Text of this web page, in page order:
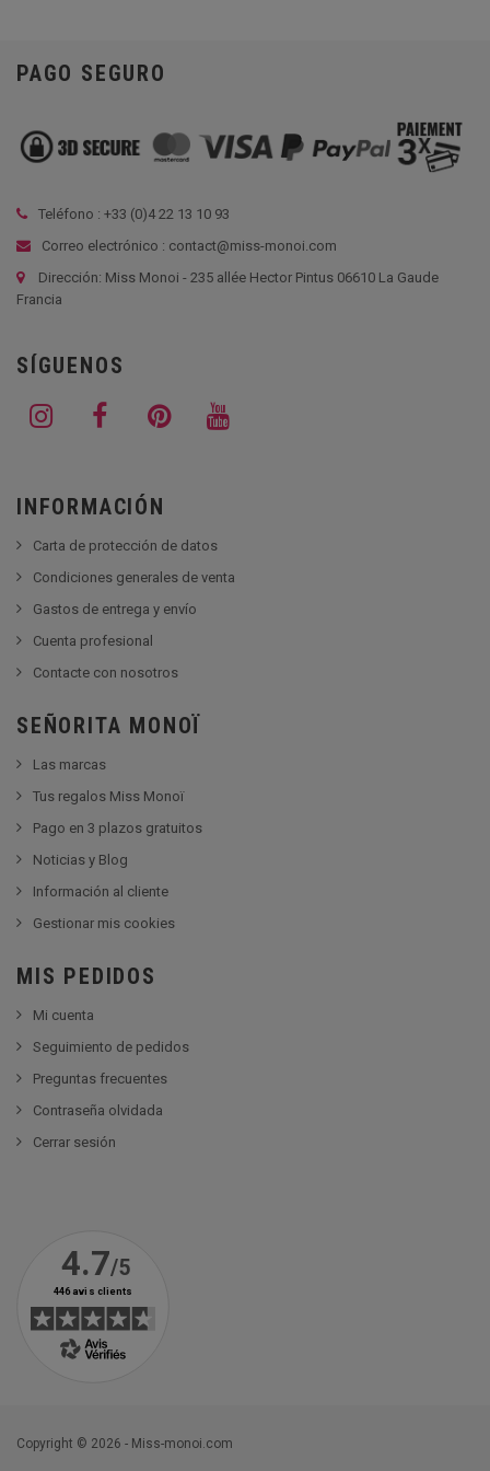
PAGO SEGURO
Teléfono : +33 (0)4 22 13 10 93
Correo electrónico : contact@miss-monoi.com
Dirección: Miss Monoi - 235 allée Hector Pintus 06610 La Gaude
Francia
SÍGUENOS
INFORMACIÓN
Carta de protección de datos
Condiciones generales de venta
Gastos de entrega y envío
Cuenta profesional
Contacte con nosotros
SEÑORITA MONOÏ
Las marcas
Tus regalos Miss Monoï
Pago en 3 plazos gratuitos
Noticias y Blog
Información al cliente
Gestionar mis cookies
MIS PEDIDOS
Mi cuenta
Seguimiento de pedidos
Preguntas frecuentes
Contraseña olvidada
Cerrar sesión
Copyright © 2026 - Miss-monoi.com